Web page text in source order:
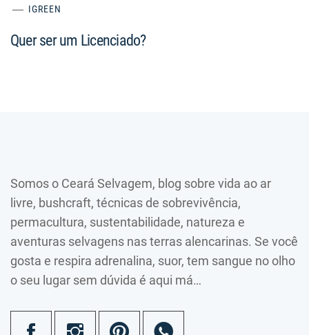
IGREEN
Quer ser um Licenciado?
Somos o Ceará Selvagem, blog sobre vida ao ar
livre, bushcraft, técnicas de sobrevivência,
permacultura, sustentabilidade, natureza e
aventuras selvagens nas terras alencarinas. Se você
gosta e respira adrenalina, suor, tem sangue no olho
o seu lugar sem dúvida é aqui má…